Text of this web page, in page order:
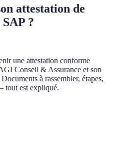
attestation de
?
une attestation conforme
Conseil & Assurance et son
Documents à rassembler, étapes,
tout est expliqué.